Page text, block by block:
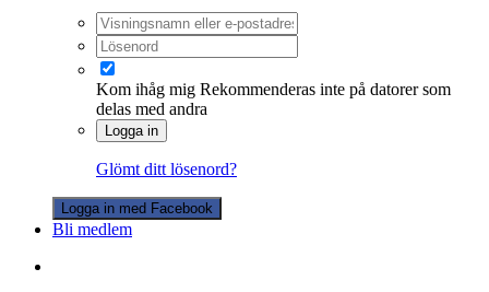
Kom ihåg mig Rekommenderas inte på datorer som
delas med andra
Logga in
Glömt ditt lösenord?
Logga in med Facebook
Bli medlem